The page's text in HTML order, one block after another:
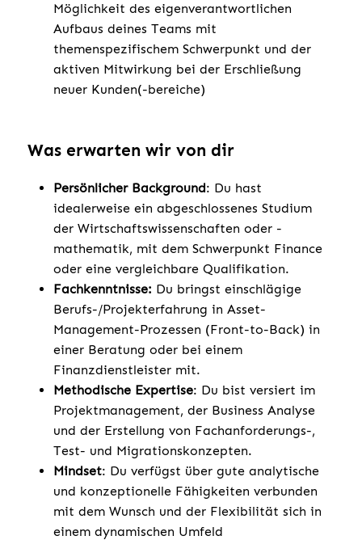
Möglichkeit des eigenverantwortlichen
Aufbaus deines Teams mit
themenspezifischem Schwerpunkt und der
aktiven Mitwirkung bei der Erschließung
neuer Kunden(-bereiche)
Was erwarten wir von dir
Persönlicher Background: Du hast
idealerweise ein abgeschlossenes Studium
der Wirtschaftswissenschaften oder -
mathematik, mit dem Schwerpunkt Finance
oder eine vergleichbare Qualifikation.
Fachkenntnisse: Du bringst einschlägige
Berufs-/Projekterfahrung in Asset-
Management-Prozessen (Front-to-Back) in
einer Beratung oder bei einem
Finanzdienstleister mit.
Methodische Expertise: Du bist versiert im
Projektmanagement, der Business Analyse
und der Erstellung von Fachanforderungs-,
Test- und Migrationskonzepten.
Mindset: Du verfügst über gute analytische
und konzeptionelle Fähigkeiten verbunden
mit dem Wunsch und der Flexibilität sich in
einem dynamischen Umfeld